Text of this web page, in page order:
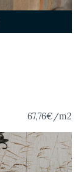
67,76€ /m2